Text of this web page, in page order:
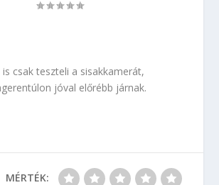
csak teszteli a sisakkamerát,
jóval előrébb járnak.
MÉRTÉK: